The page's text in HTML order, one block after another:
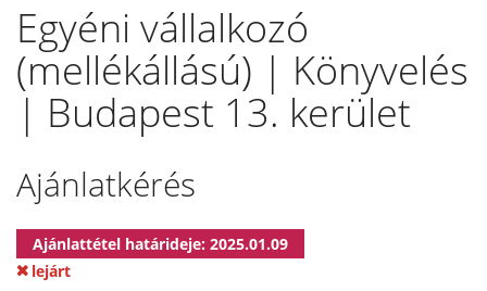
Egyéni vállalkozó
(mellékállású) | Könyvelés
| Budapest 13. kerület
Ajánlatkérés
Ajánlattétel határideje: 2025.01.09
lejárt